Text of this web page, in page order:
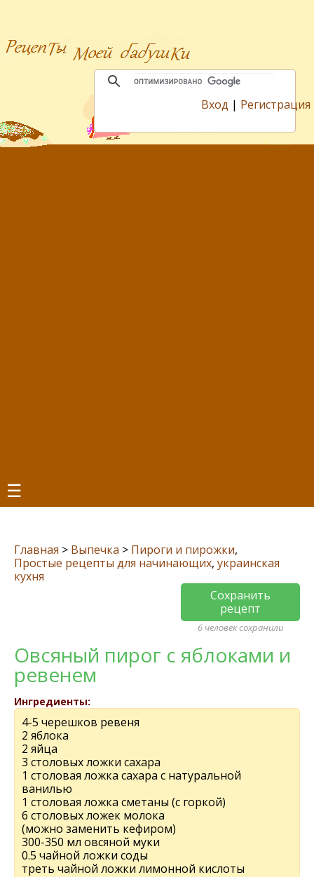
Вход | Регистрация
☰
Главная > Выпечка > Пироги и пирожки,
Простые рецепты для начинающих, украинская
кухня
Сохранить
рецепт
6 человек сохранили
Овсяный пирог с яблоками и
ревенем
Ингредиенты:
4-5 черешков ревеня
2 яблока
2 яйца
3 столовых ложки сахара
1 столовая ложка сахара с натуральной
ванилью
1 столовая ложка сметаны (с горкой)
6 столовых ложек молока
(можно заменить кефиром)
300-350 мл овсяной муки
0.5 чайной ложки соды
треть чайной ложки лимонной кислоты